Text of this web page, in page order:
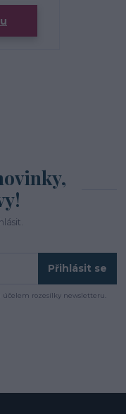
Přihlásit se
účelem rozesílky newsletteru.